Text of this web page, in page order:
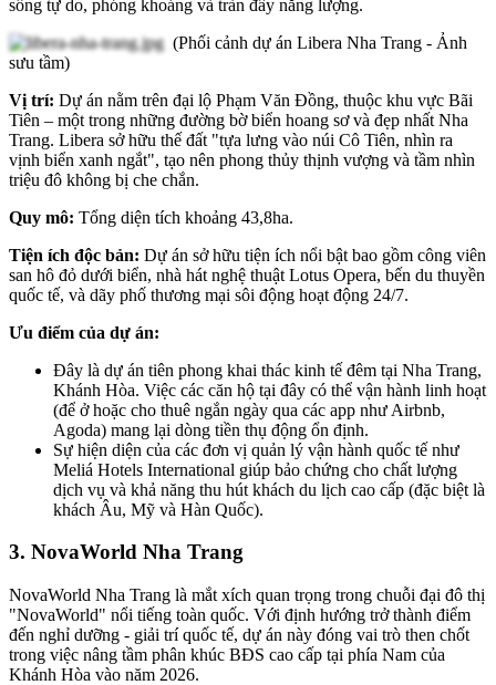
sống tự do, phóng khoáng và tràn đầy năng lượng.
(Phối cảnh dự án Libera Nha Trang - Ảnh
sưu tầm)
Vị trí: Dự án nằm trên đại lộ Phạm Văn Đồng, thuộc khu vực Bãi
Tiên – một trong những đường bờ biển hoang sơ và đẹp nhất Nha
Trang. Libera sở hữu thế đất "tựa lưng vào núi Cô Tiên, nhìn ra
vịnh biển xanh ngắt", tạo nên phong thủy thịnh vượng và tầm nhìn
triệu đô không bị che chắn.
Quy mô: Tổng diện tích khoảng 43,8ha.
Tiện ích độc bản: Dự án sở hữu tiện ích nổi bật bao gồm công viên
san hô đỏ dưới biển, nhà hát nghệ thuật Lotus Opera, bến du thuyền
quốc tế, và dãy phố thương mại sôi động hoạt động 24/7.
Ưu điểm của dự án:
Đây là dự án tiên phong khai thác kinh tế đêm tại Nha Trang,
Khánh Hòa. Việc các căn hộ tại đây có thể vận hành linh hoạt
(để ở hoặc cho thuê ngắn ngày qua các app như Airbnb,
Agoda) mang lại dòng tiền thụ động ổn định.
Sự hiện diện của các đơn vị quản lý vận hành quốc tế như
Meliá Hotels International giúp bảo chứng cho chất lượng
dịch vụ và khả năng thu hút khách du lịch cao cấp (đặc biệt là
khách Âu, Mỹ và Hàn Quốc).
3. NovaWorld Nha Trang
NovaWorld Nha Trang là mắt xích quan trọng trong chuỗi đại đô thị
"NovaWorld" nổi tiếng toàn quốc. Với định hướng trở thành điểm
đến nghỉ dưỡng - giải trí quốc tế, dự án này đóng vai trò then chốt
trong việc nâng tầm phân khúc BĐS cao cấp tại phía Nam của
Khánh Hòa vào năm 2026.